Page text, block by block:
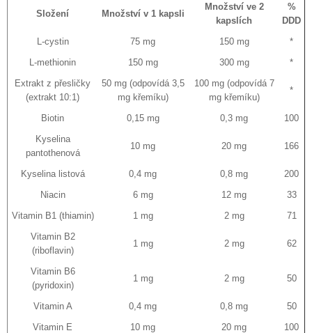
Složení Množství v 1 kapsli
Množství ve 2
kapslích
%
DDD
L-cystin
75 mg 150 mg
*
L-methionin
150 mg 300 mg
*
Extrakt z přesličky
(extrakt 10:1)
50 mg (odpovídá 3,5
mg křemíku)
100 mg (odpovídá 7
mg křemíku)
*
Biotin 0,15 mg 0,3 mg
100
Kyselina
pantothenová
10 mg 20 mg 166
Kyselina listová 0,4 mg 0,8 mg
200
Niacin
6 mg 12 mg
33
Vitamin B1 (thiamin)
1 mg 2 mg
71
Vitamin B2
(riboflavin)
1 mg 2 mg 62
Vitamin B6
(pyridoxin)
1 mg 2 mg 50
Vitamin A 0,4 mg 0,8 mg
50
Vitamin E
10 mg 20 mg
100